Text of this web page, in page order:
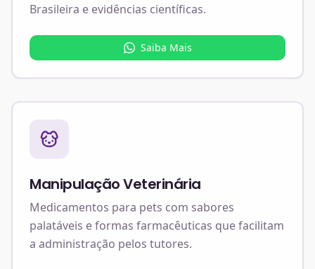
Brasileira e evidências científicas.
Saiba Mais
Manipulação Veterinária
Medicamentos para pets com sabores
palatáveis e formas farmacêuticas que facilitam
a administração pelos tutores.